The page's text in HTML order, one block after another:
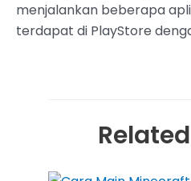
menjalankan beberapa
terdapat di PlayStore